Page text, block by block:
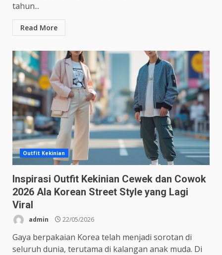
tahun...
Read More
Outfit Kekinian
Inspirasi Outfit Kekinian Cewek dan Cowok
2026 Ala Korean Street Style yang Lagi
Viral
admin 22/05/2026
Gaya berpakaian Korea telah menjadi sorotan di
seluruh dunia, terutama di kalangan anak muda. Di